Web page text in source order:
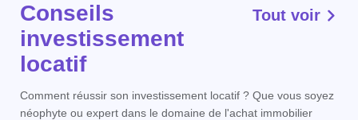
Conseils
investissement
locatif
Tout voir
Comment réussir son investissement locatif ? Que vous soyez
néophyte ou expert dans le domaine de l'achat immobilier